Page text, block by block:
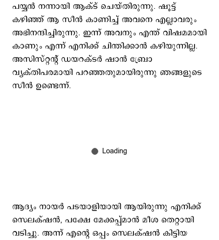
പയ്യൻ നന്നായി ആക്ട് ചെയ്‌തിരുന്നു. ഷൂട്ട്‌
കഴിഞ്ഞ് ആ സീൻ കാണിച്ച് അവനെ എല്ലാവരും
അഭിനന്ദിച്ചിരുന്നു. ഇന്ന് അവനും എന്ത് വിഷമമായി
കാണും എന്ന് എനിക്ക് ചിന്തിക്കാൻ കഴിയുന്നില്ല.
അസിസ്റ്റന്റ് ഡയറക്ടർ ഷാൻ ബ്രോ
വ്യക്തിപരമായി പറഞ്ഞതുമായിരുന്നു ഞങ്ങളുടെ
സീൻ ഉണ്ടെന്ന്.
ആദ്യം നായർ പടയാളിയായി ആയിരുന്നു എനിക്ക്
സെലക്‌ഷൻ, പക്ഷേ മേക്കപ്പ്മാൻ മീശ തെറ്റായി
വടിച്ചു. അന്ന് എന്റെ ഒപ്പം സെലക്‌ഷൻ കിട്ടിയ